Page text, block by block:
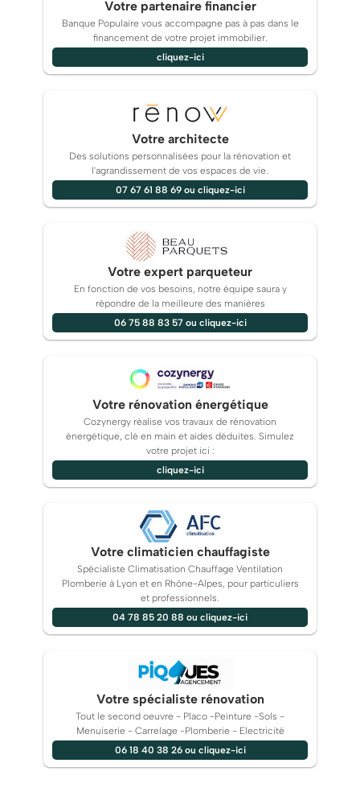
Votre partenaire financier
Banque Populaire vous accompagne pas à pas dans le
financement de votre projet immobilier.
cliquez-ici
Votre architecte
Des solutions personnalisées pour la rénovation et
l'agrandissement de vos espaces de vie.
07 67 61 88 69 ou cliquez-ici
Votre expert parqueteur
En fonction de vos besoins, notre équipe saura y
répondre de la meilleure des manières
06 75 88 83 57 ou cliquez-ici
Votre rénovation énergétique
Cozynergy réalise vos travaux de rénovation
énergétique, clé en main et aides déduites. Simulez
votre projet ici :
cliquez-ici
Votre climaticien chauffagiste
Spécialiste Climatisation Chauffage Ventilation
Plomberie à Lyon et en Rhône-Alpes, pour particuliers
et professionnels.
04 78 85 20 88 ou cliquez-ici
Votre spécialiste rénovation
Tout le second oeuvre - Placo -Peinture -Sols -
Menuiserie - Carrelage -Plomberie - Electricité
06 18 40 38 26 ou cliquez-ici